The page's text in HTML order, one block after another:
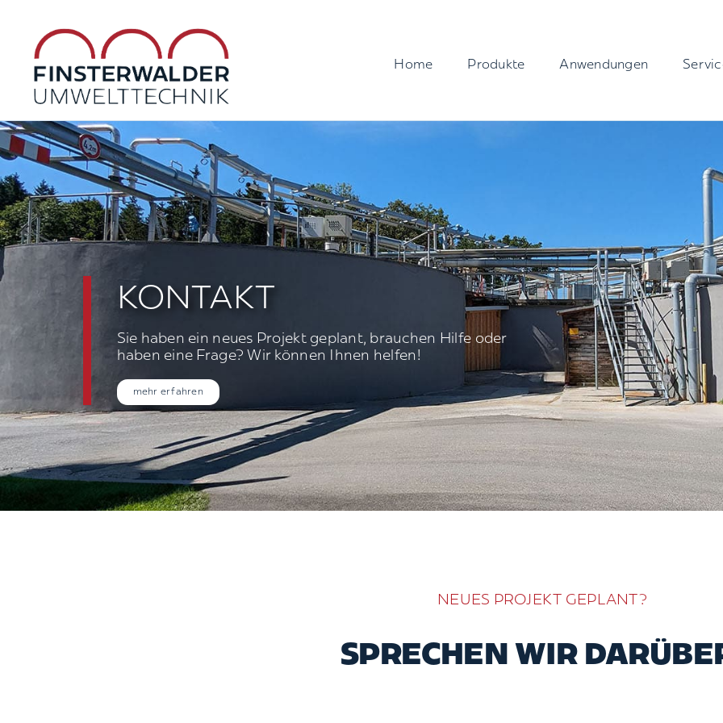
Inhalt
springen
Home Produkte Anwendungen
KONTAKT
Sie haben ein neues Projekt geplant, brauchen Hilfe oder
haben eine Frage? Wir können Ihnen helfen!
mehr erfahren
NEUES PROJEKT GEPLANT?
SPRECHEN WIR